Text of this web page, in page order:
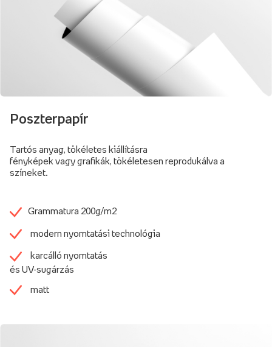
Poszterpapír
Tartós anyag, tökéletes kiállításra
fényképek vagy grafikák, tökéletesen reprodukálva a
színeket.
Grammatura 200g/m2
modern nyomtatási technológia
karcálló nyomtatás
és UV-sugárzás
matt